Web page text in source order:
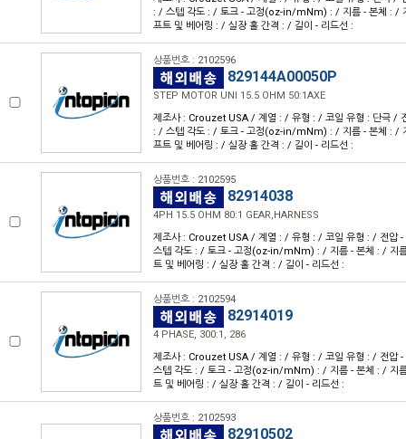
: / 스텝 각도 : / 토크 - 고정(oz-in/mNm) : / 지름 - 본체 : /
프트 및 베어링 : / 실장 홀 간격 : / 길이 - 리드선 :
상품번호 : 2102596
829144A00050P
STEP MOTOR UNI 15.5 OHM 50:1AXE
제조사 : Crouzet USA / 계열 : / 유형 : / 코일 유형 : 단극 /
: / 스텝 각도 : / 토크 - 고정(oz-in/mNm) : / 지름 - 본체 : /
프트 및 베어링 : / 실장 홀 간격 : / 길이 - 리드선 :
상품번호 : 2102595
82914038
4PH 15.5 OHM 80:1 GEAR,HARNESS
제조사 : Crouzet USA / 계열 : / 유형 : / 코일 유형 : / 전압
스텝 각도 : / 토크 - 고정(oz-in/mNm) : / 지름 - 본체 : / 지
트 및 베어링 : / 실장 홀 간격 : / 길이 - 리드선 :
상품번호 : 2102594
82914019
4 PHASE, 300:1, 286
제조사 : Crouzet USA / 계열 : / 유형 : / 코일 유형 : / 전압
스텝 각도 : / 토크 - 고정(oz-in/mNm) : / 지름 - 본체 : / 지
트 및 베어링 : / 실장 홀 간격 : / 길이 - 리드선 :
상품번호 : 2102593
82910502